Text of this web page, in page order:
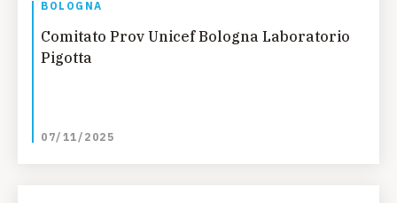
BOLOGNA
Comitato Prov Unicef Bologna Laboratorio
Pigotta
07/11/2025